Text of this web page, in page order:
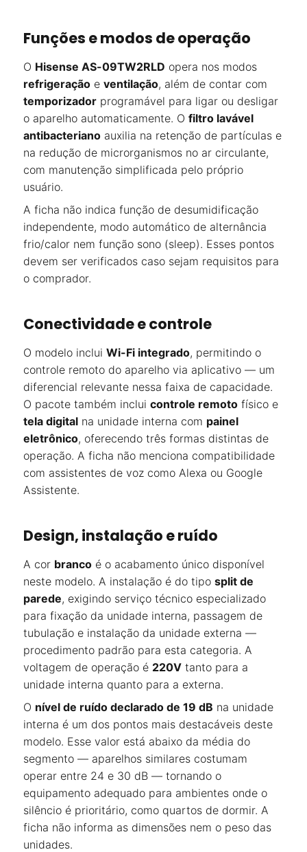
Funções e modos de operação
O Hisense AS-09TW2RLD opera nos modos
refrigeração e ventilação, além de contar com
temporizador programável para ligar ou desligar
o aparelho automaticamente. O filtro lavável
antibacteriano auxilia na retenção de partículas e
na redução de microrganismos no ar circulante,
com manutenção simplificada pelo próprio
usuário.
A ficha não indica função de desumidificação
independente, modo automático de alternância
frio/calor nem função sono (sleep). Esses pontos
devem ser verificados caso sejam requisitos para
o comprador.
Conectividade e controle
O modelo inclui Wi-Fi integrado, permitindo o
controle remoto do aparelho via aplicativo — um
diferencial relevante nessa faixa de capacidade.
O pacote também inclui controle remoto físico e
tela digital na unidade interna com painel
eletrônico, oferecendo três formas distintas de
operação. A ficha não menciona compatibilidade
com assistentes de voz como Alexa ou Google
Assistente.
Design, instalação e ruído
A cor branco é o acabamento único disponível
neste modelo. A instalação é do tipo split de
parede, exigindo serviço técnico especializado
para fixação da unidade interna, passagem de
tubulação e instalação da unidade externa —
procedimento padrão para esta categoria. A
voltagem de operação é 220V tanto para a
unidade interna quanto para a externa.
O nível de ruído declarado de 19 dB na unidade
interna é um dos pontos mais destacáveis deste
modelo. Esse valor está abaixo da média do
segmento — aparelhos similares costumam
operar entre 24 e 30 dB — tornando o
equipamento adequado para ambientes onde o
silêncio é prioritário, como quartos de dormir. A
ficha não informa as dimensões nem o peso das
unidades.